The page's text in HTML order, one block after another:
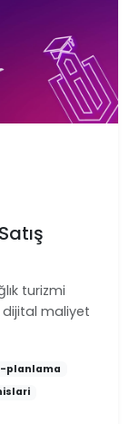
turizmi
dijital maliyet
planlama